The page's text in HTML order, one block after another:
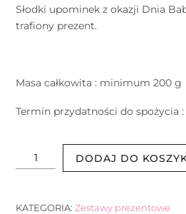
Słodki upominek z okazji Dnia
trafiony prezent.
Masa całkowita : minimum 200 g
Termin przydatności do spożycia
ilość
Czekolada
Babci
DODAJ DO
KATEGORIA:Zestawy prezentowe